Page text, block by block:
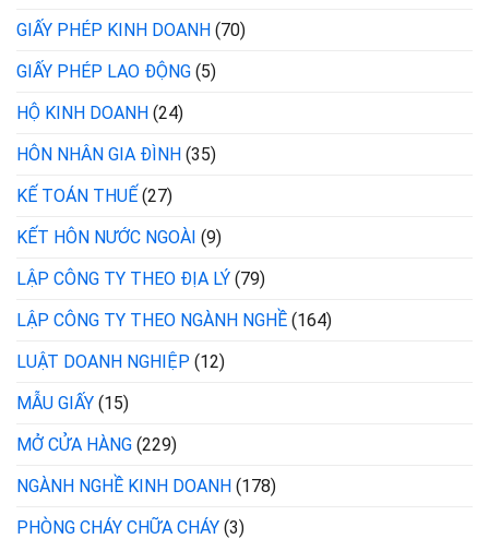
GIẤY PHÉP KINH DOANH (70)
GIẤY PHÉP LAO ĐỘNG (5)
HỘ KINH DOANH (24)
HÔN NHÂN GIA ĐÌNH (35)
KẾ TOÁN THUẾ (27)
KẾT HÔN NƯỚC NGOÀI (9)
LẬP CÔNG TY THEO ĐỊA LÝ (79)
LẬP CÔNG TY THEO NGÀNH NGHỀ (164)
LUẬT DOANH NGHIỆP (12)
MẪU GIẤY (15)
MỞ CỬA HÀNG (229)
NGÀNH NGHỀ KINH DOANH (178)
PHÒNG CHÁY CHỮA CHÁY (3)